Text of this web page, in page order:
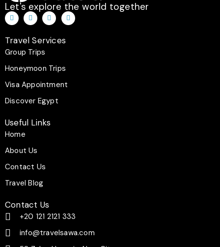
Let's explore the world together
T
i
k
o
k
I
n
s
a
g
r
m
F
a
c
e
b
-
W
h
a
Travel Services
Group Trips
Honeymoon Trips
Visa Appointment
Discover Egypt
Useful Links
Home
About Us
Contact Us
Travel Blog
Contact Us
+20 121 2121 333
info@travelsawa.com